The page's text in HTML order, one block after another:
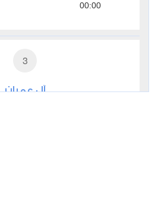
00:00
3
آل عمران